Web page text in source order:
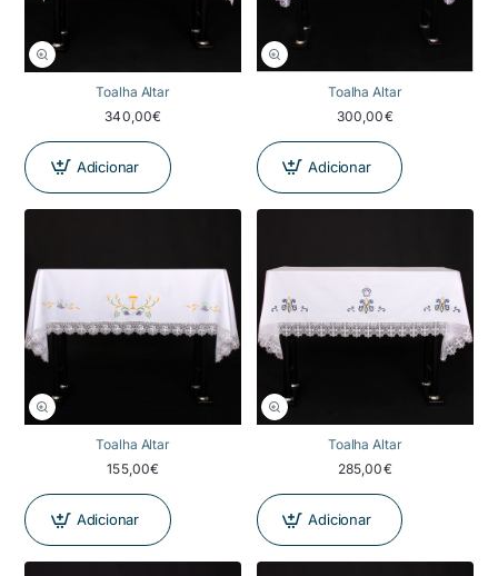
Toalha Altar
340,00€
Adicionar
Toalha Altar
300,00€
Adicionar
Toalha Altar
155,00€
Adicionar
Toalha Altar
285,00€
Adicionar